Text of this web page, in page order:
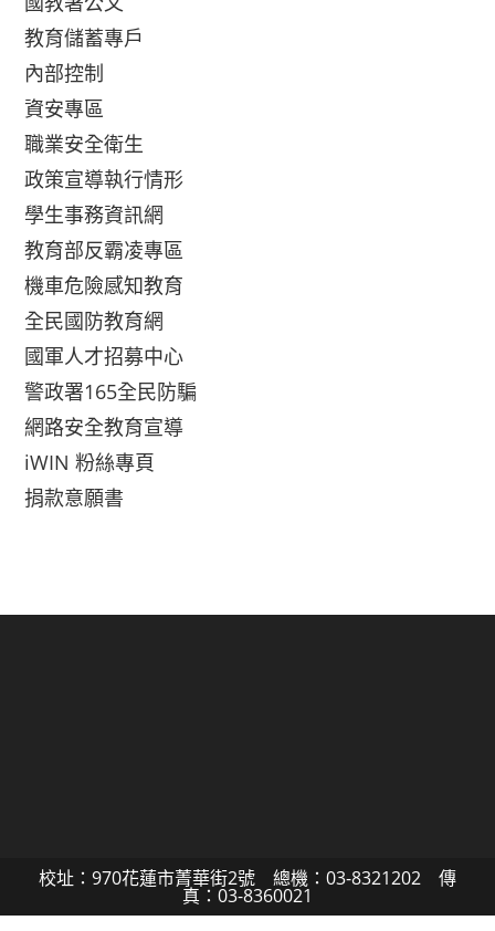
教育儲蓄專戶
內部控制
資安專區
職業安全衛生
政策宣導執行情形
學生事務資訊網
教育部反霸凌專區
機車危險感知教育
全民國防教育網
國軍人才招募中心
警政署165全民防騙
網路安全教育宣導
iWIN 粉絲專頁
捐款意願書
校址：970花蓮市菁華街2號 總機：03-8321202 傳
真：03-8360021